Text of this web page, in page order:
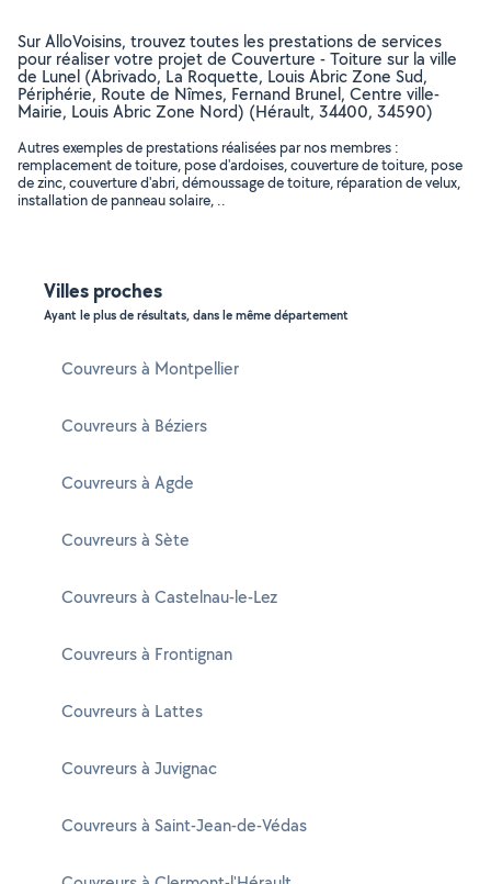
Sur AlloVoisins, trouvez toutes les prestations de services
pour réaliser votre projet de Couverture - Toiture sur la ville
de Lunel (Abrivado, La Roquette, Louis Abric Zone Sud,
Périphérie, Route de Nîmes, Fernand Brunel, Centre ville-
Mairie, Louis Abric Zone Nord) (Hérault, 34400, 34590)
Autres exemples de prestations réalisées par nos membres :
remplacement de toiture, pose d'ardoises, couverture de toiture, pose
de zinc, couverture d'abri, démoussage de toiture, réparation de velux,
installation de panneau solaire, ..
Villes proches
Ayant le plus de résultats, dans le même département
Couvreurs à Montpellier
Couvreurs à Béziers
Couvreurs à Agde
Couvreurs à Sète
Couvreurs à Castelnau-le-Lez
Couvreurs à Frontignan
Couvreurs à Lattes
Couvreurs à Juvignac
Couvreurs à Saint-Jean-de-Védas